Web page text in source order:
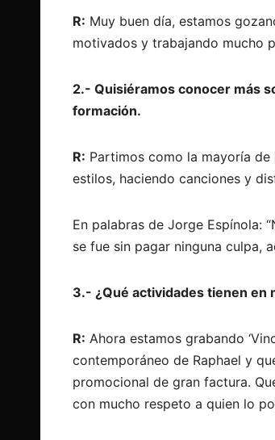
R: Muy buen día, estamos
motivados y trabajando mucho
2.- Quisiéramos conocer más
formación.
R: Partimos como la mayoría
estilos, haciendo canciones y
En palabras de Jorge Espínola:
se fue sin pagar ninguna culpa,
3.- ¿Qué actividades tienen en
R: Ahora estamos grabando
contemporáneo de Raphael y
promocional de gran factura.
con mucho respeto a quien lo